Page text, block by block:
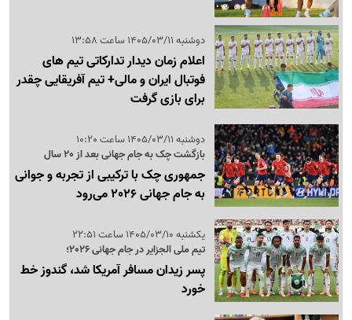
دوشنبه 1405/03/11 ساعت 13:58
اعلام زمان دیدار تدارکاتی تیم های
فوتبال ایران و مالی+ تیم آفریقایی چقدر
برای بازی گرفت
دوشنبه 1405/03/11 ساعت 10:20
بازگشت چک به جام جهانی بعد از 20 سال
جمهوری چک با ترکیبی از تجربه و جوانی
به جام جهانی 2026 می‌رود
یکشنبه 1405/03/10 ساعت 22:51
تیم ملی الجزایر در جام جهانی 2026؛
پسر زیدان مسافر آمریکا شد، گندوز خط
خورد